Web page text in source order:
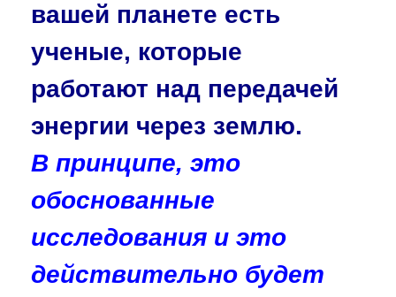
вашей планете есть
ученые, которые
работают над передачей
энергии через землю.
В принципе, это
обоснованные
исследования и это
действительно будет